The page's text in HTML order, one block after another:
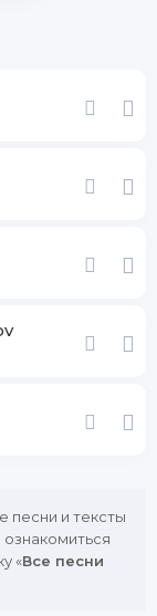
песни и тексты
ознакомиться
«Все песни